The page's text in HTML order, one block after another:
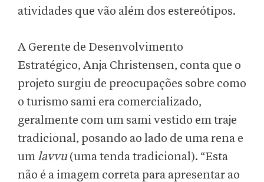
atividades que vão além dos estereótipos.
A Gerente de Desenvolvimento
Estratégico, Anja Christensen, conta que o
projeto surgiu de preocupações sobre como
o turismo sami era comercializado,
geralmente com um sami vestido em traje
tradicional, posando ao lado de uma rena e
umlavvu(uma tenda tradicional). “Esta
não é a imagem correta para apresentar ao